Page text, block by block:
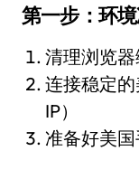
第一步：环
清理浏览
连接稳定
IP）
准备好美国